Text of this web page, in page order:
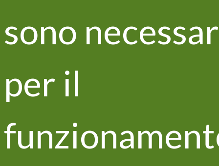
“ZEOWINE” derivante dal compostaggio di scarti
della filiera vitivinicola e zeolite.
scambi di buone pratiche e di condivisione di
conoscenza. Ora il rapporto si consolida con la
condivisione della tecnologia a rateo variabile. Uno
concimazione organica del vigneto a rateo variabile è
stato infatti trasferito in Toscana presso l’Azienda
Cosimo Maria Masini per diventare lo strumento di
sono
per il